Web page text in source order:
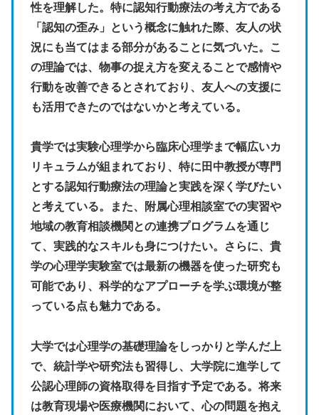
性を理解した。特に認知行動療法の考え方である
「認知の歪み」という概念に触れた際、友人の状
況にも当てはまる部分があることに気づいた。こ
の理論では、物事の捉え方を変えることで感情や
行動を改善できるとされており、友人への支援に
も活用できたのではないかと考えている。
貴学では実験心理学から臨床心理学まで幅広いカ
リキュラムが組まれており、特に田中教授が専門
とする認知行動療法の理論と実践を深く学びたい
と考えている。また、附属心理相談室での実習や
地域の教育相談機関との連携プログラムを通じ
て、実践的なスキルも身につけたい。さらに、貴
学の心理学実験室では最新の機器を使った研究も
可能であり、科学的なアプローチを学ぶ環境が整
っている点も魅力である。
大学では心理学の基礎理論をしっかりと学んだ上
で、統計学や研究法も習得し、大学院に進学して
公認心理師の資格取得を目指す予定である。将来
は教育現場や医療機関において、心の問題を抱え